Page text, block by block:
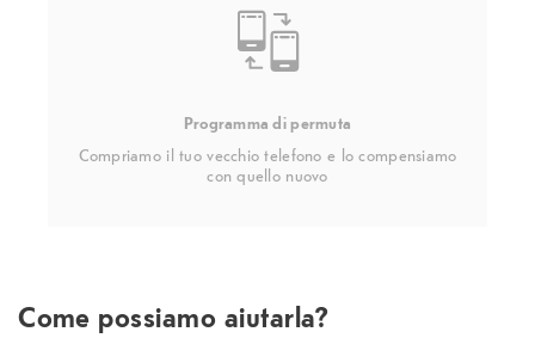
Programma di permuta
Compriamo il tuo vecchio telefono e lo compensiamo
con quello nuovo
Come possiamo aiutarla?